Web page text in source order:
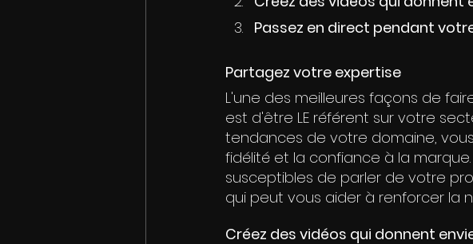
Passez en direct pendant
Partagez votre expertise
L'une des meilleures façons de
est d'être LE référent sur votre
tendances de votre domaine,
fidélité et la confiance à la
susceptibles de parler de votre
qui peut vous aider à renforcer la
Créez des vidéos qui donnent